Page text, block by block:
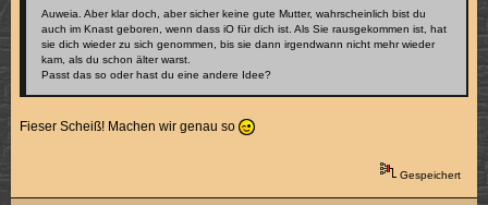
Auweia. Aber klar doch, aber sicher keine gute Mutter, wahrscheinlich bist du
auch im Knast geboren, wenn dass iO für dich ist. Als Sie rausgekommen ist, hat
sie dich wieder zu sich genommen, bis sie dann irgendwann nicht mehr wieder
kam, als du schon älter warst.
Passt das so oder hast du eine andere Idee?
Fieser Scheiß! Machen wir genau so
Gespeichert